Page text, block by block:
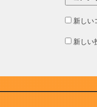
新しい
新しい